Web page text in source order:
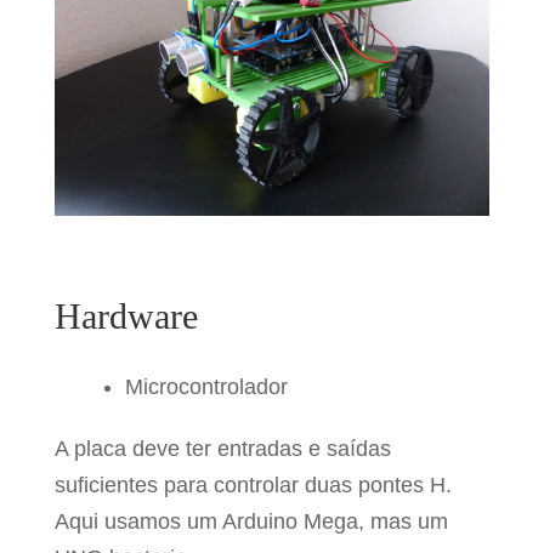
Hardware
Microcontrolador
A placa deve ter entradas e saídas
suficientes para controlar duas pontes H.
Aqui usamos um Arduino Mega, mas um